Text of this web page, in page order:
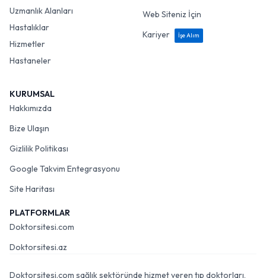
Uzmanlık Alanları
Hastalıklar
Hizmetler
Hastaneler
Web Siteniz İçin
Kariyer
İşe Alım
KURUMSAL
Hakkımızda
Bize Ulaşın
Gizlilik Politikası
Google Takvim Entegrasyonu
Site Haritası
PLATFORMLAR
Doktorsitesi.com
Doktorsitesi.az
Doktorsitesi.com sağlık sektöründe hizmet veren tıp doktorları,